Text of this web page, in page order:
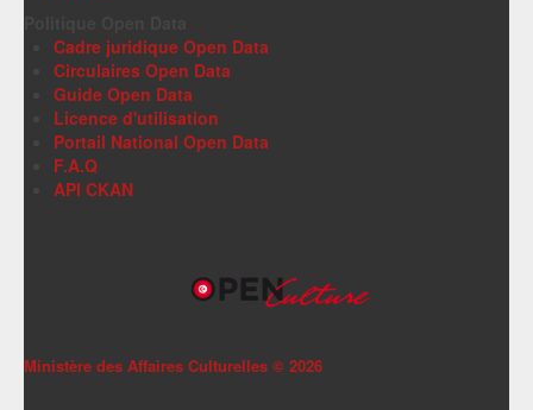
Cadre juridique Open Data
Circulaires Open Data
Guide Open Data
Licence d'utilisation
Portail National Open Data
F.A.Q
API CKAN
Ministère des Affaires Culturelles © 2026